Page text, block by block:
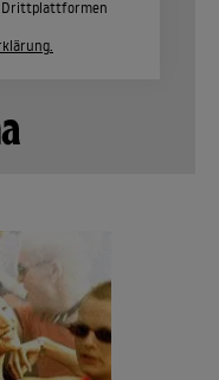
Drittplattformen